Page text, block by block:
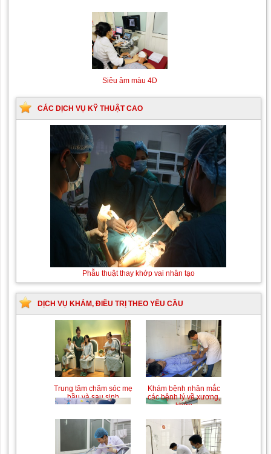
Siêu âm màu 4D
CÁC DỊCH VỤ KỸ THUẬT CAO
Phẫu thuật thay khớp vai nhân tạo
máu
sinh
do bất
đồng
DỊCH VỤ KHÁM, ĐIỀU TRỊ THEO YÊU CẦU
Trung tâm chăm sóc mẹ
bầu và sau sinh
Khám bệnh nhân mắc
các bệnh lý về xương,
khớp